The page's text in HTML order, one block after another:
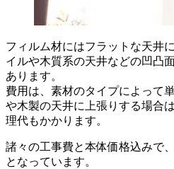
フィルム材にはフラットな天井
イルや木質系の天井などの凹凸
あります。
費用は、素材のタイプによって
や木製の天井に上張りする場合
理代もかかります。
諸々の工事費と本体価格込みで
となっています。